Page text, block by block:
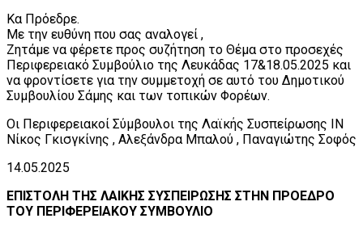
Κα Πρόεδρε.
Με την ευθύνη που σας αναλογεί ,
Ζητάμε να φέρετε προς συζήτηση το Θέμα στο προσεχές
Περιφερειακό Συμβούλιο της Λευκάδας 17&18.05.2025 και
να φροντίσετε για την συμμετοχή σε αυτό του Δημοτικού
Συμβουλίου Σάμης και των τοπικών Φορέων.
Οι Περιφερειακοί Σύμβουλοι της Λαϊκής Συσπείρωσης ΙΝ
Νίκος Γκισγκίνης , Αλεξάνδρα Μπαλού , Παναγιώτης Σοφός
14.05.2025
ΕΠΙΣΤΟΛΗ ΤΗΣ ΛΑΙΚΗΣ ΣΥΣΠΕΙΡΩΣΗΣ ΣΤΗΝ ΠΡΟΕΔΡΟ
ΤΟΥ ΠΕΡΙΦΕΡΕΙΑΚΟΥ ΣΥΜΒΟΥΛΙΟ